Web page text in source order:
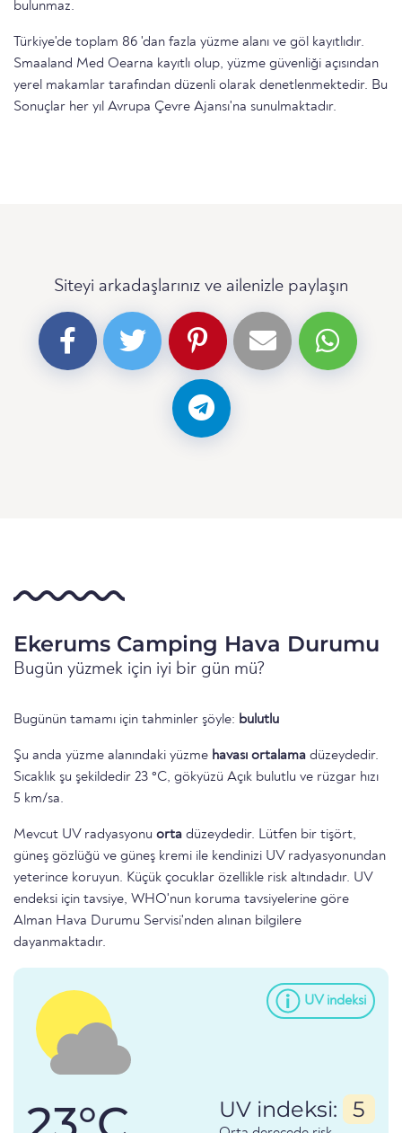
bulunmaz.
Türkiye'de toplam 86 'dan fazla yüzme alanı ve göl kayıtlıdır.
Smaaland Med Oearna kayıtlı olup, yüzme güvenliği açısından
yerel makamlar tarafından düzenli olarak denetlenmektedir. Bu
Sonuçlar her yıl Avrupa Çevre Ajansı'na sunulmaktadır.
Siteyi arkadaşlarınız ve ailenizle paylaşın
Ekerums Camping Hava Durumu
Bugün yüzmek için iyi bir gün mü?
Bugünün tamamı için tahminler şöyle: bulutlu
Şu anda yüzme alanındaki yüzme havası ortalama düzeydedir.
Sıcaklık şu şekildedir 23 °C, gökyüzü Açık bulutlu ve rüzgar hızı
5 km/sa.
Mevcut UV radyasyonu orta düzeydedir. Lütfen bir tişört,
güneş gözlüğü ve güneş kremi ile kendinizi UV radyasyonundan
yeterince koruyun. Küçük çocuklar özellikle risk altındadır. UV
endeksi için tavsiye, WHO'nun koruma tavsiyelerine göre
Alman Hava Durumu Servisi'nden alınan bilgilere
dayanmaktadır.
UV indeksi
UV indeksi: 5